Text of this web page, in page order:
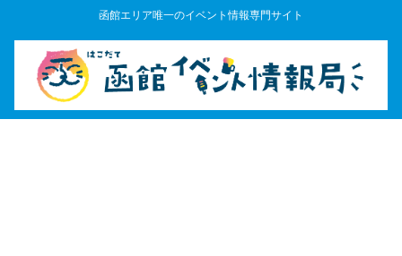
函館エリア唯一のイベント情報専門サイト